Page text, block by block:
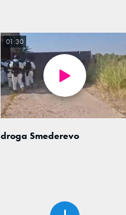
droga Smederevo
01:30